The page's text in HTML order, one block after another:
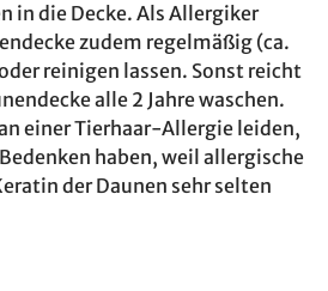
in die Decke. Als Allergiker
zudem regelmäßig (ca.
reinigen lassen. Sonst reicht
alle 2 Jahre waschen.
einer Tierhaar-Allergie leiden,
haben, weil allergische
der Daunen sehr selten